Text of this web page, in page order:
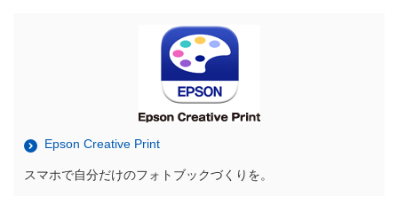
Epson Creative Print
スマホで自分だけのフォトブックづくりを。